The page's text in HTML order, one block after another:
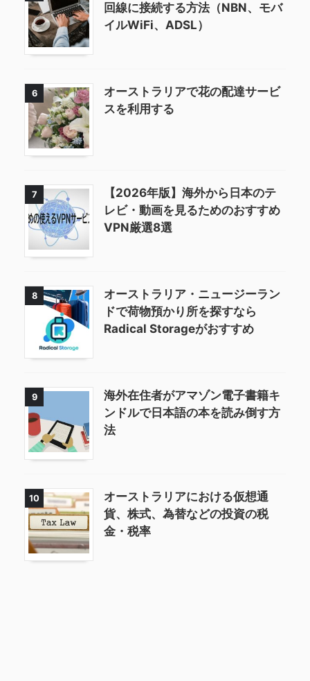
回線に接続する方法（NBN、モバ
イルWiFi、ADSL）
6
オーストラリアで花の配達サービ
スを利用する
7
【2026年版】海外から日本のテ
レビ・動画を見るためのおすすめ
VPN厳選8選
8
オーストラリア・ニュージーラン
ドで荷物預かり所を探すなら
Radical Storageがおすすめ
9
海外在住者がアマゾン電子書籍キ
ンドルで日本語の本を読み倒す方
法
10
オーストラリアにおける仮想通
貨、株式、為替などの投資の税
金・税率